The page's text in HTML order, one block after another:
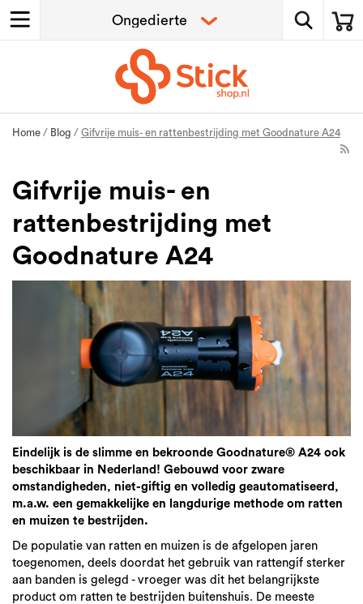
Home / Blog / Gifvrije muis- en rattenbestrijding met Goodnature A24
Gifvrije muis- en
rattenbestrijding met
Goodnature A24
Eindelijk is de slimme en bekroonde Goodnature® A24 ook
beschikbaar in Nederland! Gebouwd voor zware
omstandigheden, niet-giftig en volledig geautomatiseerd,
m.a.w. een gemakkelijke en langdurige methode om ratten
en muizen te bestrijden.
De populatie van ratten en muizen is de afgelopen jaren
toegenomen, deels doordat het gebruik van rattengif sterker
aan banden is gelegd - vroeger was dit het belangrijkste
product om ratten te bestrijden buitenshuis. De meeste